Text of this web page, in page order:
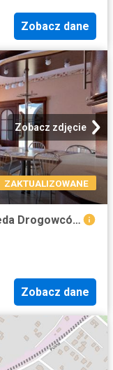
Zobacz dane
Zobacz zdjęcie
ZAKTUALIZOWANE
Dom do wynajęcia, Wejherowski Reda Drogowców, 7000 PLN, 200 m2, domy PFE464578
Zobacz dane